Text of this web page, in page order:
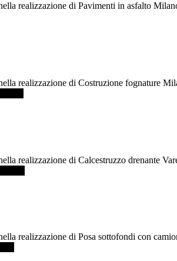
realizzazione di Pavimenti in asfalto
realizzazione di Costruzione fognature
realizzazione di Calcestruzzo drenante
realizzazione di Posa sottofondi con